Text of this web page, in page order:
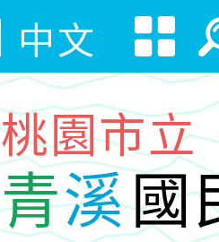
中文
桃園市立
青溪國